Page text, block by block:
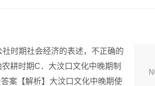
时期社会经济的表述，不正确的
耕时期C．大汶口文化中晚期制
案【解析】大汶口文化中晚期使